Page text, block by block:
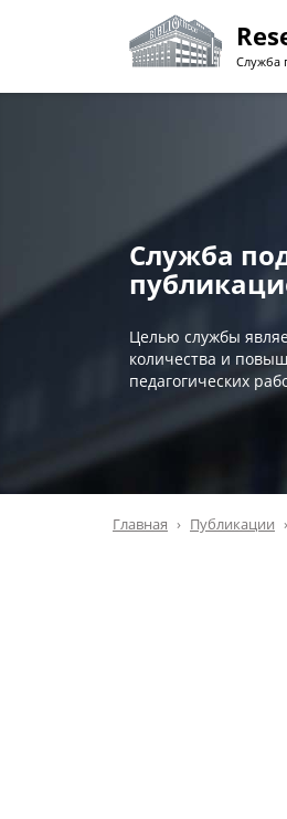
Служба
Служба
Целью службы
количества и
педагогических
Главная Публикации